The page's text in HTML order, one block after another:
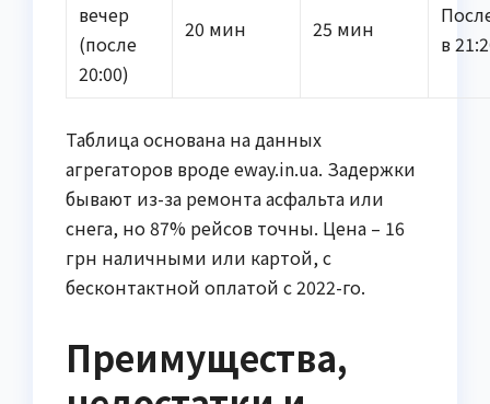
вечер
(после
20:00)
20 мин 25 мин
в
Таблица основана на данных
агрегаторов вроде eway.in.ua. Задержки
бывают из-за ремонта асфальта или
снега, но 87% рейсов точны. Цена – 16
грн наличными или картой, с
бесконтактной оплатой с 2022-го.
Преимущества,